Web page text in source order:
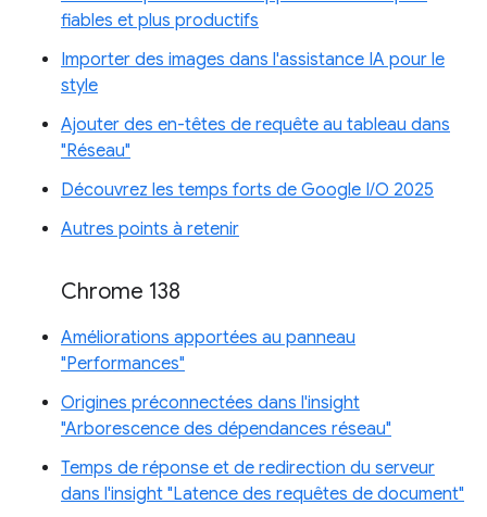
fiables et plus productifs
Importer des images dans l'assistance IA pour le
style
Ajouter des en-têtes de requête au tableau dans
"Réseau"
Découvrez les temps forts de Google I/O 2025
Autres points à retenir
Chrome 138
Améliorations apportées au panneau
"Performances"
Origines préconnectées dans l'insight
"Arborescence des dépendances réseau"
Temps de réponse et de redirection du serveur
dans l'insight "Latence des requêtes de document"